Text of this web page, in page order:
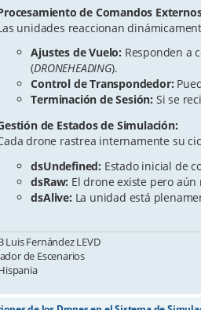
de Comandos
unidades reaccionan
Ajustes de Vuelo: Responden a
(DRONEHEADING).
Control de Transpondedor:
Terminación de Sesión: Si se
de Estados de Simulación:
drone rastrea internamente su
dsUndefined: Estado inicial de
dsRaw: El drone existe pero
dsAlive: La unidad está
Luis Fernández LEVD
de Escenarios